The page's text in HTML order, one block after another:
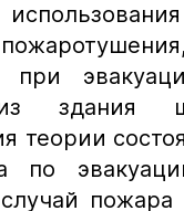
при
здания
теории
по